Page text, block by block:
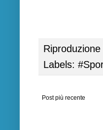
Labels:
Post più recente